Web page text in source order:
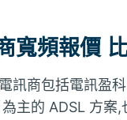
寬頻報價
訊商包括電訊盈
主的 ADSL 方